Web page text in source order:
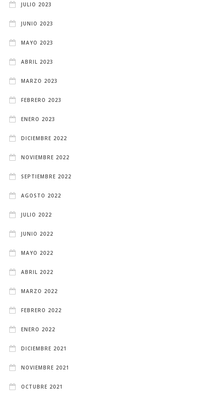
JULIO 2023
JUNIO 2023
MAYO 2023
ABRIL 2023
MARZO 2023
FEBRERO 2023
ENERO 2023
DICIEMBRE 2022
NOVIEMBRE 2022
SEPTIEMBRE 2022
AGOSTO 2022
JULIO 2022
JUNIO 2022
MAYO 2022
ABRIL 2022
MARZO 2022
FEBRERO 2022
ENERO 2022
DICIEMBRE 2021
NOVIEMBRE 2021
OCTUBRE 2021